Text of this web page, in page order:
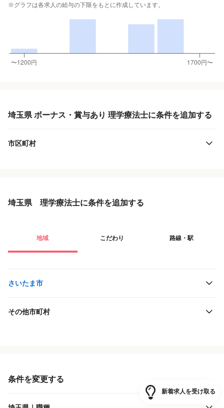
※グラフは各求人の給与の下限をもとに作成しています。
埼玉県 ボーナス・賞与あり 理学療法士に条件を追加する
市区町村
埼玉県 理学療法士に条件を追加する
地域 こだわり 路線・駅
さいたま市
その他市町村
条件を変更する
新着求人を受け取る